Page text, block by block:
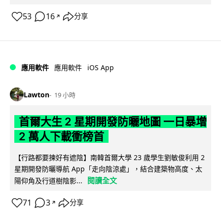
53 16 ↗ 分享
應用軟件 應用軟件 iOS App
Lawton 19 小時
首爾大生 2 星期開發防曬地圖 一日暴增
2 萬人下載衝榜首
【行路都要揀好有遮陰】南韓首爾大學 23 歲學生劉敏俊利用 2
星期開發防曬導航 App「走向陰涼處」，結合建築物高度、太
陽仰角及行道樹陰影...
閱讀全文
71 3 ↗ 分享